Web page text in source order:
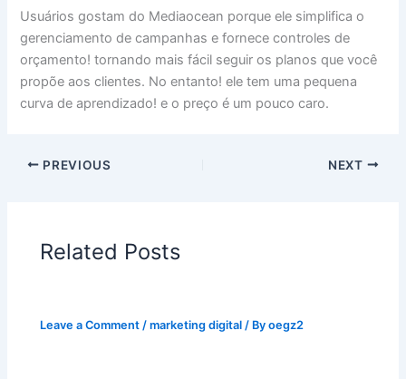
Usuários gostam do Mediaocean porque ele simplifica o
gerenciamento de campanhas e fornece controles de
orçamento! tornando mais fácil seguir os planos que você
propõe aos clientes. No entanto! ele tem uma pequena
curva de aprendizado! e o preço é um pouco caro.
PREVIOUS NEXT
Related Posts
Leave a Comment /marketing digital / Byoegz2